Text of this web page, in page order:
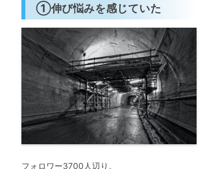
①伸び悩みを感じていた
フォロワー3700人辺り。